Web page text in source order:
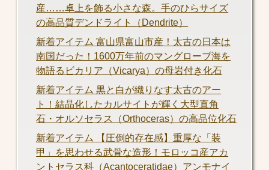
産……卓上を飾る小さな森。手のひらサイズ
の高品質デンドライト（Dendrite）
新着アイテム 富山県富山市産！太古の日本は
南国だった！1600万年前のマングローブ海を
物語るビカリア（Vicarya）の母岩付き化石
新着アイテム 黒と白が織りなす太古のアー
ト！結晶化したカルサイトが輝く大型直角
石・オルソセラス（Orthoceras）の高品位化石
新着アイテム 【圧倒的存在感】重厚な「装
甲」を思わせる武骨な造形！モロッコ産アカ
ントセラス科（Acantoceratidae）アンモナイ